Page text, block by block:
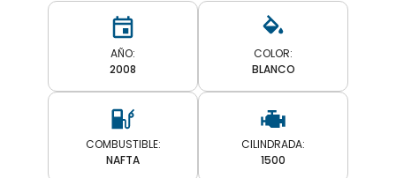
AÑO:
2008
COLOR:
BLANCO
COMBUSTIBLE:
NAFTA
CILINDRADA:
1500